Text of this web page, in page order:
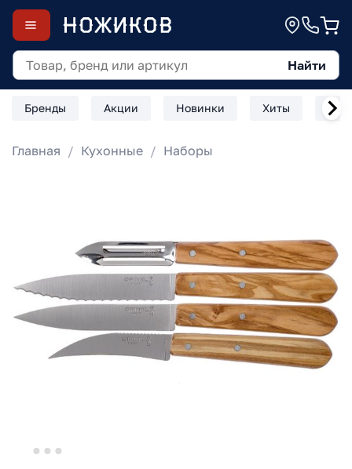
Найти
Бренды Акции Новинки Хиты
Главная Кухонные Наборы